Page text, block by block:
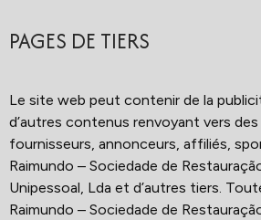
PAGES DE TIERS
Le site web peut contenir de la
d’autres contenus renvoyant vers
fournisseurs, annonceurs, affiliés,
Raimundo – Sociedade de
Unipessoal, Lda et d’autres tiers.
Raimundo – Sociedade de